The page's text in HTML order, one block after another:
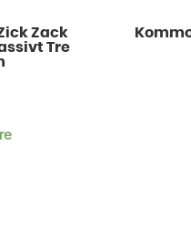
Zack
Tre